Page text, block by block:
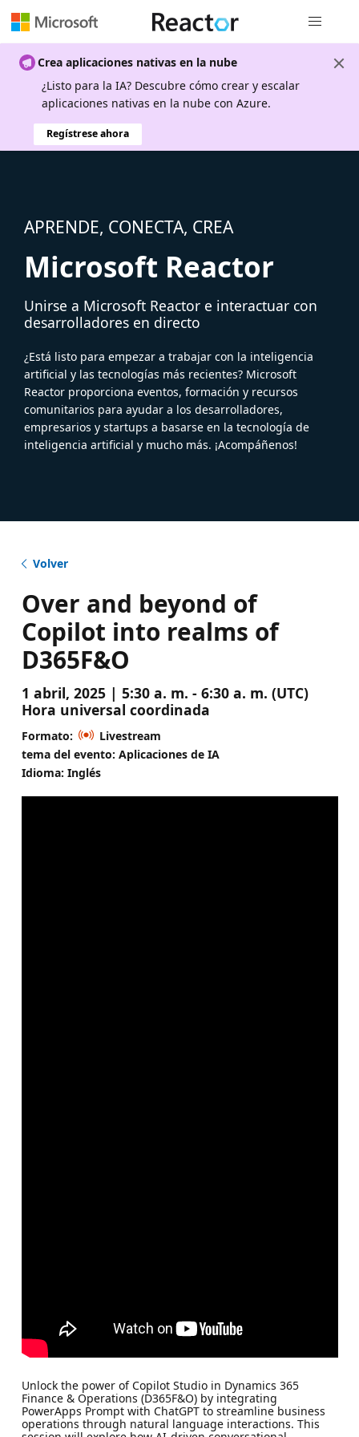
Crea aplicaciones nativas en la nube
¿Listo para la IA? Descubre cómo crear y escalar
aplicaciones nativas en la nube con Azure.
Regístrese ahora
APRENDE, CONECTA, CREA
Microsoft Reactor
Unirse a Microsoft Reactor e interactuar con
desarrolladores en directo
¿Está listo para empezar a trabajar con la inteligencia
artificial y las tecnologías más recientes? Microsoft
Reactor proporciona eventos, formación y recursos
comunitarios para ayudar a los desarrolladores,
empresarios y startups a basarse en la tecnología de
inteligencia artificial y mucho más. ¡Acompáñenos!
Volver
Over and beyond of
Copilot into realms of
D365F&O
1 abril, 2025 | 5:30 a. m. - 6:30 a. m. (UTC)
Hora universal coordinada
Formato:
Livestream
tema del evento: Aplicaciones de IA
Idioma: Inglés
Unlock the power of Copilot Studio in Dynamics 365
Finance & Operations (D365F&O) by integrating
PowerApps Prompt with ChatGPT to streamline business
operations through natural language interactions. This